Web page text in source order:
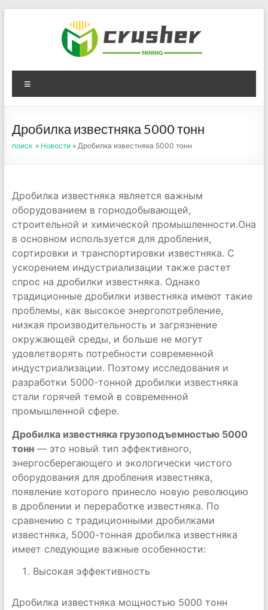
Оборудование для
дробления угля,
измельчения печного
порошка
Дробилка известняка 5000 тонн
поиск » Новости» Дробилка известняка 5000 тонн
Дробилка известняка является важным
оборудованием в горнодобывающей,
строительной и химической промышленности.Она
в основном используется для дробления,
сортировки и транспортировки известняка. С
ускорением индустриализации также растет
спрос на дробилки известняка. Однако
традиционные дробилки известняка имеют такие
проблемы, как высокое энергопотребление,
низкая производительность и загрязнение
окружающей среды, и больше не могут
удовлетворять потребности современной
индустриализации. Поэтому исследования и
разработки 5000-тонной дробилки известняка
стали горячей темой в современной
промышленной сфере.
Дробилка известняка грузоподъемностью 5000
тонн— это новый тип эффективного,
энергосберегающего и экологически чистого
оборудования для дробления известняка,
появление которого принесло новую революцию
в дроблении и переработке известняка. По
сравнению с традиционными дробилками
известняка, 5000-тонная дробилка известняка
имеет следующие важные особенности:
Высокая эффективность
Дробилка известняка мощностью 5000 тонн